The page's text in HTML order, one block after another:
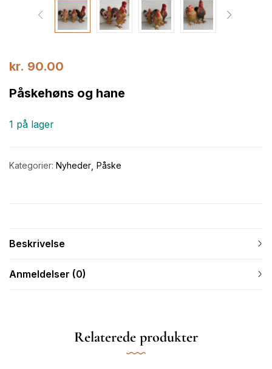
kr. 90.00
Påskehøns og hane
1 på lager
Kategorier: Nyheder Påske
Beskrivelse
Anmeldelser (0)
Relaterede produkter